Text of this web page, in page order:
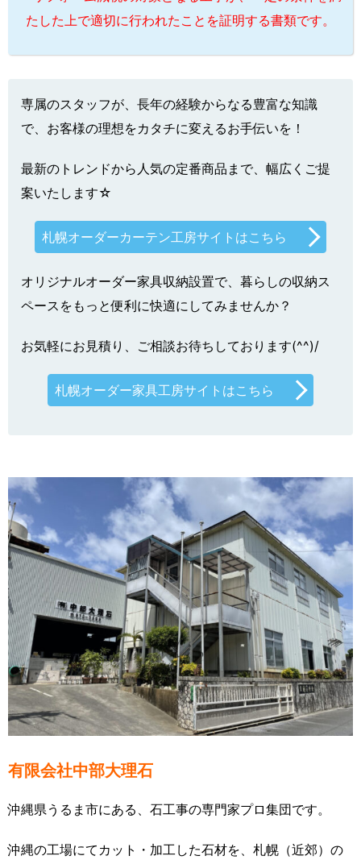
たした上で適切に行われたことを証明する書類です。
専属のスタッフが、長年の経験からなる豊富な知識
で、お客様の理想をカタチに変えるお手伝いを！
最新のトレンドから人気の定番商品まで、幅広くご提
案いたします☆
札幌オーダーカーテン工房サイトはこちら
オリジナルオーダー家具収納設置で、暮らしの収納ス
ペースをもっと便利に快適にしてみませんか？
お気軽にお見積り、ご相談お待ちしております(^^)/
札幌オーダー家具工房サイトはこちら
有限会社中部大理石
沖縄県うるま市にある、石工事の専門家プロ集団です。
沖縄の工場にてカット・加工した石材を、札幌（近郊）の